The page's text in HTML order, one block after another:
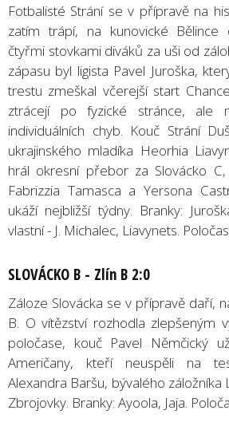
Fotbalisté Strání se v přípravě na
zatím trápí, na kunovické
čtyřmi stovkami diváků za uši od
zápasu byl ligista Pavel Juroška,
trestu zmeškal včerejší start
ztrácejí po fyzické stránce, ale
individuálních chyb. Kouč Strání
ukrajinského mladíka Heorhia
hrál okresní přebor za Slovácko
Fabrizzia Tamasca a Yersona
ukáží nejbližší týdny. Branky:
vlastní - J. Michalec, Liavynets.
SLOVÁCKO B - Zlín B 2:0
Záloze Slovácka se v přípravě daří,
B. O vítězství rozhodla zlepšeným
poločase, kouč Pavel Němčický
Američany, kteří neuspěli na
Alexandra Baršu, bývalého
Zbrojovky. Branky: Ayoola, Jaja.